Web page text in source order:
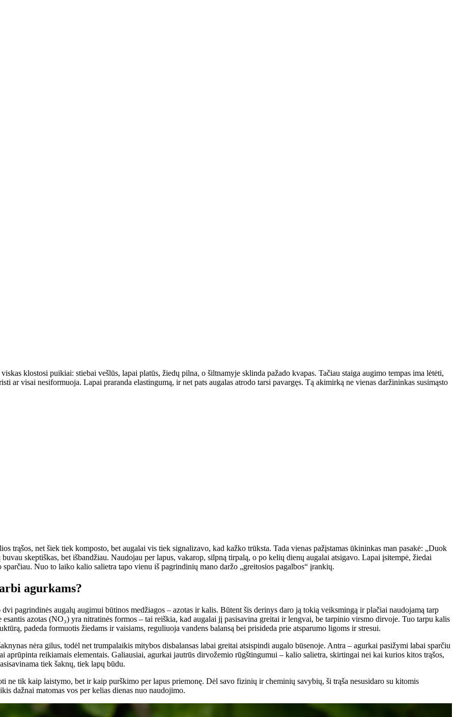
klostosi puikiai: stiebai vešlūs, lapai platūs, žiedų pilna, o šiltnamyje sklinda pažado kvapas. Tačiau staiga augimo tempas ima lėtėti,
ar visai nesiformuoja. Lapai praranda elastingumą, ir net pats augalas atrodo tarsi pavargęs. Tą akimirką ne vienas daržininkas susimąsto
trąšos, net šiek tiek komposto, bet augalai vis tiek signalizavo, kad kažko trūksta. Tada vienas pažįstamas ūkininkas man pasakė: „Duok
skeptiškas, bet išbandžiau. Naudojau per lapus, vakarop, silpną tirpalą, o po kelių dienų augalai atsigavo. Lapai įsitempė, žiedai
Nuo to laiko kalio salietra tapo vienu iš pagrindinių mano daržo „greitosios pagalbos“ įrankių.
agurkams?
pagrindinės augalų augimui būtinos medžiagos – azotas ir kalis. Būtent šis derinys daro ją tokią veiksmingą ir plačiai naudojamą tarp
azotas (NO₃) yra nitratinės formos – tai reiškia, kad augalai jį pasisavina greitai ir lengvai, be tarpinio virsmo dirvoje. Tuo tarpu kalis
padeda formuotis žiedams ir vaisiams, reguliuoja vandens balansą bei prisideda prie atsparumo ligoms ir stresui.
nėra gilus, todėl net trumpalaikis mitybos disbalansas labai greitai atsispindi augalo būsenoje. Antra – agurkai pasižymi labai sparčiu
reikiamais elementais. Galiausiai, agurkai jautrūs dirvožemio rūgštingumui – kalio salietra, skirtingai nei kai kurios kitos trąšos,
tiek šaknų, tiek lapų būdu.
ne tik kaip laistymo, bet ir kaip purškimo per lapus priemonę. Dėl savo fizinių ir cheminių savybių, ši trąša nesusidaro su kitomis
dažnai matomas vos per kelias dienas nuo naudojimo.